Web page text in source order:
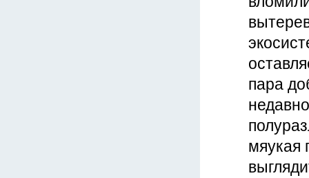
пара
мяукая